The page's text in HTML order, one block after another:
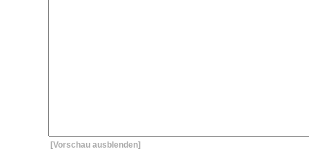
[Vorschau ausblenden]